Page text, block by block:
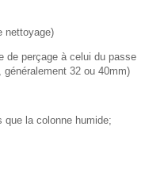
nettoyage)
de perçage à celui du passe
32 ou 40mm)
que la colonne humide;